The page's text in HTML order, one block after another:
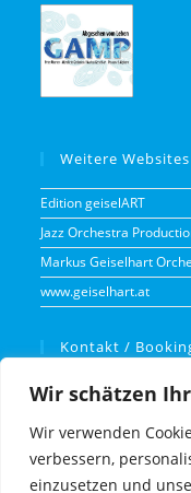
Wir schätzen
Wir verwenden
verbessern,
einzusetzen und
Weitere Websites
Edition geiselART
Jazz Orchestra
Markus Geiselhart
www.geiselhart.at
Kontakt /
Markus Geiselhart
Einödstraße 23
Österreich
+43 699 11 89 02 42